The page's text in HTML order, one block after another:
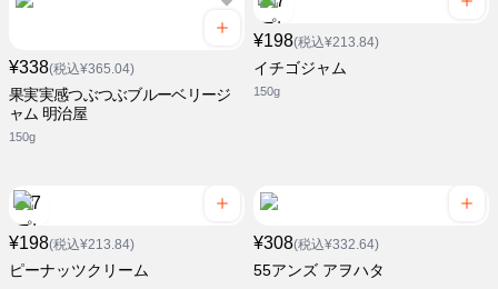
¥338(税込¥365.04)
果実実感つぶつぶブルーベリージ
ャム 明治屋
150g
¥198(税込¥213.84)
イチゴジャム
150g
¥198(税込¥213.84)
ピーナッツクリーム
¥308(税込¥332.64)
55アンズ アヲハタ